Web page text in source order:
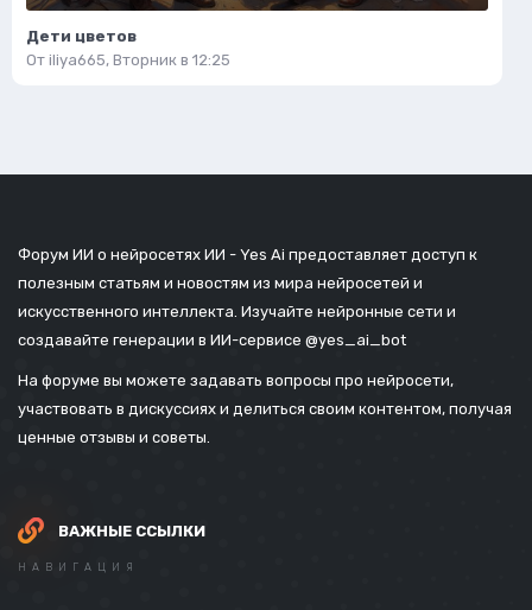
Дети цветов
От iliya665, Вторник в 12:25
Форум ИИ о нейросетях ИИ - Yes Ai предоставляет доступ к
полезным статьям и новостям из мира нейросетей и
искусственного интеллекта. Изучайте нейронные сети и
создавайте генерации в ИИ-сервисе @yes_ai_bot
На форуме вы можете задавать вопросы про нейросети,
участвовать в дискуссиях и делиться своим контентом, получая
ценные отзывы и советы.
ВАЖНЫЕ ССЫЛКИ
НАВИГАЦИЯ